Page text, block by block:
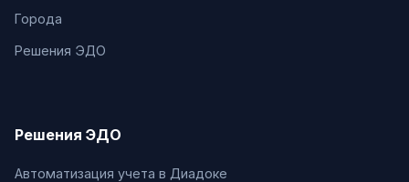
Города
Решения ЭДО
Решения ЭДО
Автоматизация учета в Диадоке